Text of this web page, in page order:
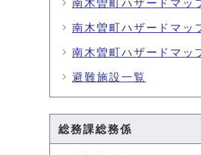
南木曽町ハザードマッ
南木曽町ハザードマッ
南木曽町ハザードマッ
避難施設一覧
総務課総務係